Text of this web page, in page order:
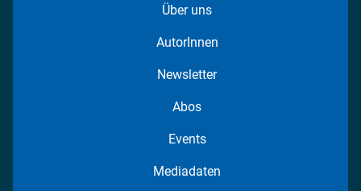
Über uns
AutorInnen
Newsletter
Abos
Events
Mediadaten